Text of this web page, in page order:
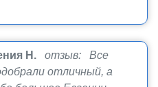
Н.
отзыв: Все
отличный, а